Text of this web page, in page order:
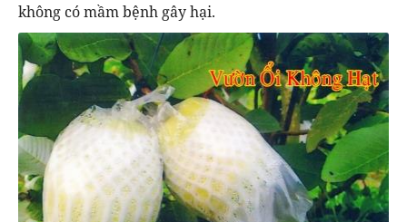
không có mầm bệnh gây hại.